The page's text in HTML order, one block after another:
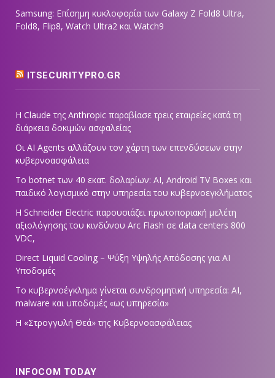
Samsung: Επίσημη κυκλοφορία των Galaxy Z Fold8 Ultra,
Fold8, Flip8, Watch Ultra2 και Watch9
ITSECURITYPRO.GR
Η Claude της Anthropic παραβίασε τρεις εταιρείες κατά τη
διάρκεια δοκιμών ασφαλείας
Οι AI Agents αλλάζουν τον χάρτη των επενδύσεων στην
κυβερνοασφάλεια
Το botnet των 40 εκατ. δολαρίων: AI, Android TV Boxes και
παιδικό λογισμικό στην υπηρεσία του κυβερνοεγκλήματος
Η Schneider Electric παρουσιάζει πρωτοποριακή μελέτη
αξιολόγησης του κινδύνου Arc Flash σε data centers 800
VDC,
Direct Liquid Cooling – Ψύξη Υψηλής Απόδοσης για AI
Υποδομές
Το κυβερνοέγκλημα γίνεται συνδρομητική υπηρεσία: AI,
malware και υποδομές «ως υπηρεσία»
Η «Στρογγυλή Θεά» της Κυβερνοασφάλειας
INFOCOM TODAY